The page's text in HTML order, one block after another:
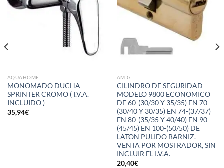
AQUAHOME
MONOMADO DUCHA
SPRINTER CROMO ( I.V.A.
INCLUIDO )
35,94€
AMIG
CILINDRO DE SEGURIDAD
MODELO 9800 ECONOMICO
DE 60-(30/30 Y 35/35) EN 70-
(30/40 Y 30/35) EN 74-(37/37)
EN 80-(35/35 Y 40/40) EN 90-
(45/45) EN 100-(50/50) DE
LATON PULIDO BARNIZ.
VENTA POR MOSTRADOR, SIN
INCLUIR EL I.V.A.
20,40€